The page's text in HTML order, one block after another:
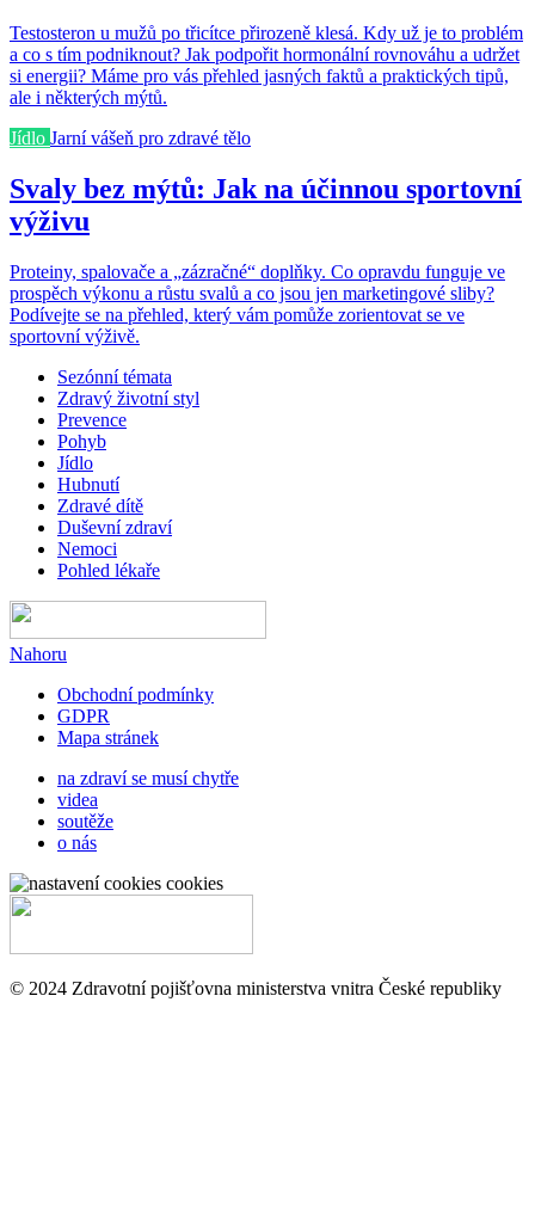
Testosteron u mužů po třicítce přirozeně klesá. Kdy už je to problém
a co s tím podniknout? Jak podpořit hormonální rovnováhu a udržet
si energii? Máme pro vás přehled jasných faktů a praktických tipů,
ale i některých mýtů.
Jídlo Jarní vášeň pro zdravé tělo
Svaly bez mýtů: Jak na účinnou sportovní
výživu
Proteiny, spalovače a „zázračné“ doplňky. Co opravdu funguje ve
prospěch výkonu a růstu svalů a co jsou jen marketingové sliby?
Podívejte se na přehled, který vám pomůže zorientovat se ve
sportovní výživě.
Sezónní témata
Zdravý životní styl
Prevence
Pohyb
Jídlo
Hubnutí
Zdravé dítě
Duševní zdraví
Nemoci
Pohled lékaře
Nahoru
Obchodní podmínky
GDPR
Mapa stránek
na zdraví se musí chytře
videa
soutěže
o nás
cookies
© 2024 Zdravotní pojišťovna ministerstva vnitra České republiky